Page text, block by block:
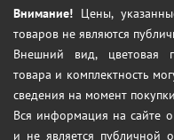
Внимание! Цены,
товаров не являются
Внешний вид, цветовая
товара и комплектность
сведения на момент
Вся информация на сайте
и не является публичной